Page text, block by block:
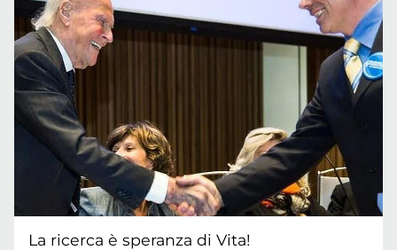
La ricerca è speranza di Vita!